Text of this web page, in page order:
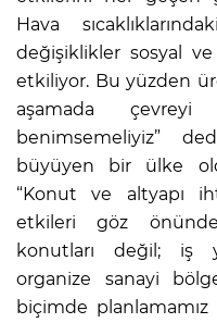
Hava
değişiklikler sosyal
etkiliyor. Bu yüzden
aşamada
benimsemeliyiz”
büyüyen bir ülke
“Konut ve altyapı
etkileri göz önünde
konutları değil; iş
organize sanayi
biçimde